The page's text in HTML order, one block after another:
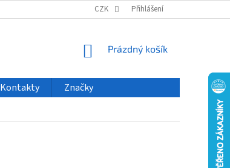
VELKOOBCHOD ČASTO KLADENÉ DOTAZY
CZK Přihlášení
NÁKUPNÍ
Prázdný košík
Kontakty Značky